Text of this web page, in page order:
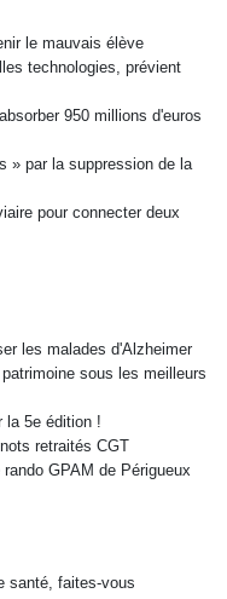
le mauvais élève
technologies, prévient
950 millions d'euros
» par la suppression de la
pour connecter deux
les malades d'Alzheimer
sous les meilleurs
la 5e édition !
retraités CGT
GPAM de Périgueux
santé, faites-vous